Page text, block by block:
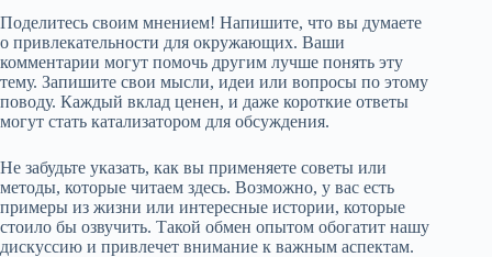
Поделитесь своим мнением! Напишите, что вы думаете
о привлекательности для окружающих. Ваши
комментарии могут помочь другим лучше понять эту
тему. Запишите свои мысли, идеи или вопросы по этому
поводу. Каждый вклад ценен, и даже короткие ответы
могут стать катализатором для обсуждения.
Не забудьте указать, как вы применяете советы или
методы, которые читаем здесь. Возможно, у вас есть
примеры из жизни или интересные истории, которые
стоило бы озвучить. Такой обмен опытом обогатит нашу
дискуссию и привлечет внимание к важным аспектам.